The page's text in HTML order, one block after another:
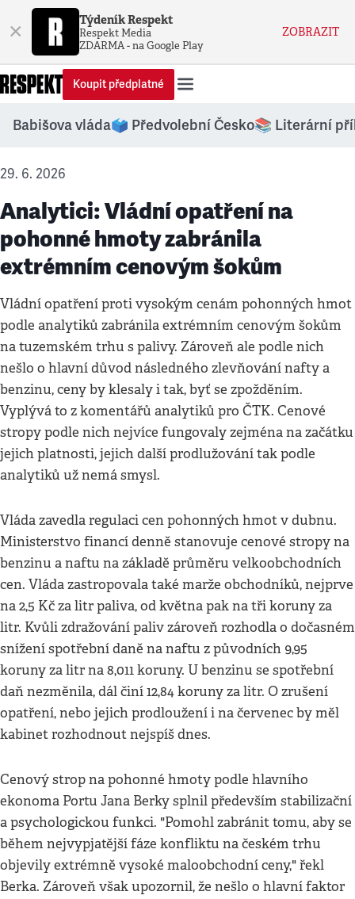
× Týdeník Respekt
Respekt Media
ZDARMA - na Google Play
ZOBRAZIT
Koupit předplatné
Babišova vláda🗳️ Předvolební Česko📚 Literární
29. 6. 2026
Analytici: Vládní opatření na
pohonné hmoty zabránila
extrémním cenovým šokům
Vládní opatření proti vysokým cenám pohonných hmot
podle analytiků zabránila extrémním cenovým šokům
na tuzemském trhu s palivy. Zároveň ale podle nich
nešlo o hlavní důvod následného zlevňování nafty a
benzinu, ceny by klesaly i tak, byť se zpožděním.
Vyplývá to z komentářů analytiků pro ČTK. Cenové
stropy podle nich nejvíce fungovaly zejména na začátku
jejich platnosti, jejich další prodlužování tak podle
analytiků už nemá smysl.
Vláda zavedla regulaci cen pohonných hmot v dubnu.
Ministerstvo financí denně stanovuje cenové stropy na
benzinu a naftu na základě průměru velkoobchodních
cen. Vláda zastropovala také marže obchodníků, nejprve
na 2,5 Kč za litr paliva, od května pak na tři koruny za
litr. Kvůli zdražování paliv zároveň rozhodla o dočasném
snížení spotřební daně na naftu z původních 9,95
koruny za litr na 8,011 koruny. U benzinu se spotřební
daň nezměnila, dál činí 12,84 koruny za litr. O zrušení
opatření, nebo jejich prodloužení i na červenec by měl
kabinet rozhodnout nejspíš dnes.
Cenový strop na pohonné hmoty podle hlavního
ekonoma Portu Jana Berky splnil především stabilizační
a psychologickou funkci. "Pomohl zabránit tomu, aby se
během nejvypjatější fáze konfliktu na českém trhu
objevily extrémně vysoké maloobchodní ceny," řekl
Berka. Zároveň však upozornil, že nešlo o hlavní faktor